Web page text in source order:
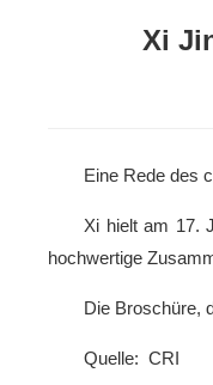
Xi
Eine Rede des
Xi hielt am 17.
hochwertige
Die Broschüre,
Quelle: CRI